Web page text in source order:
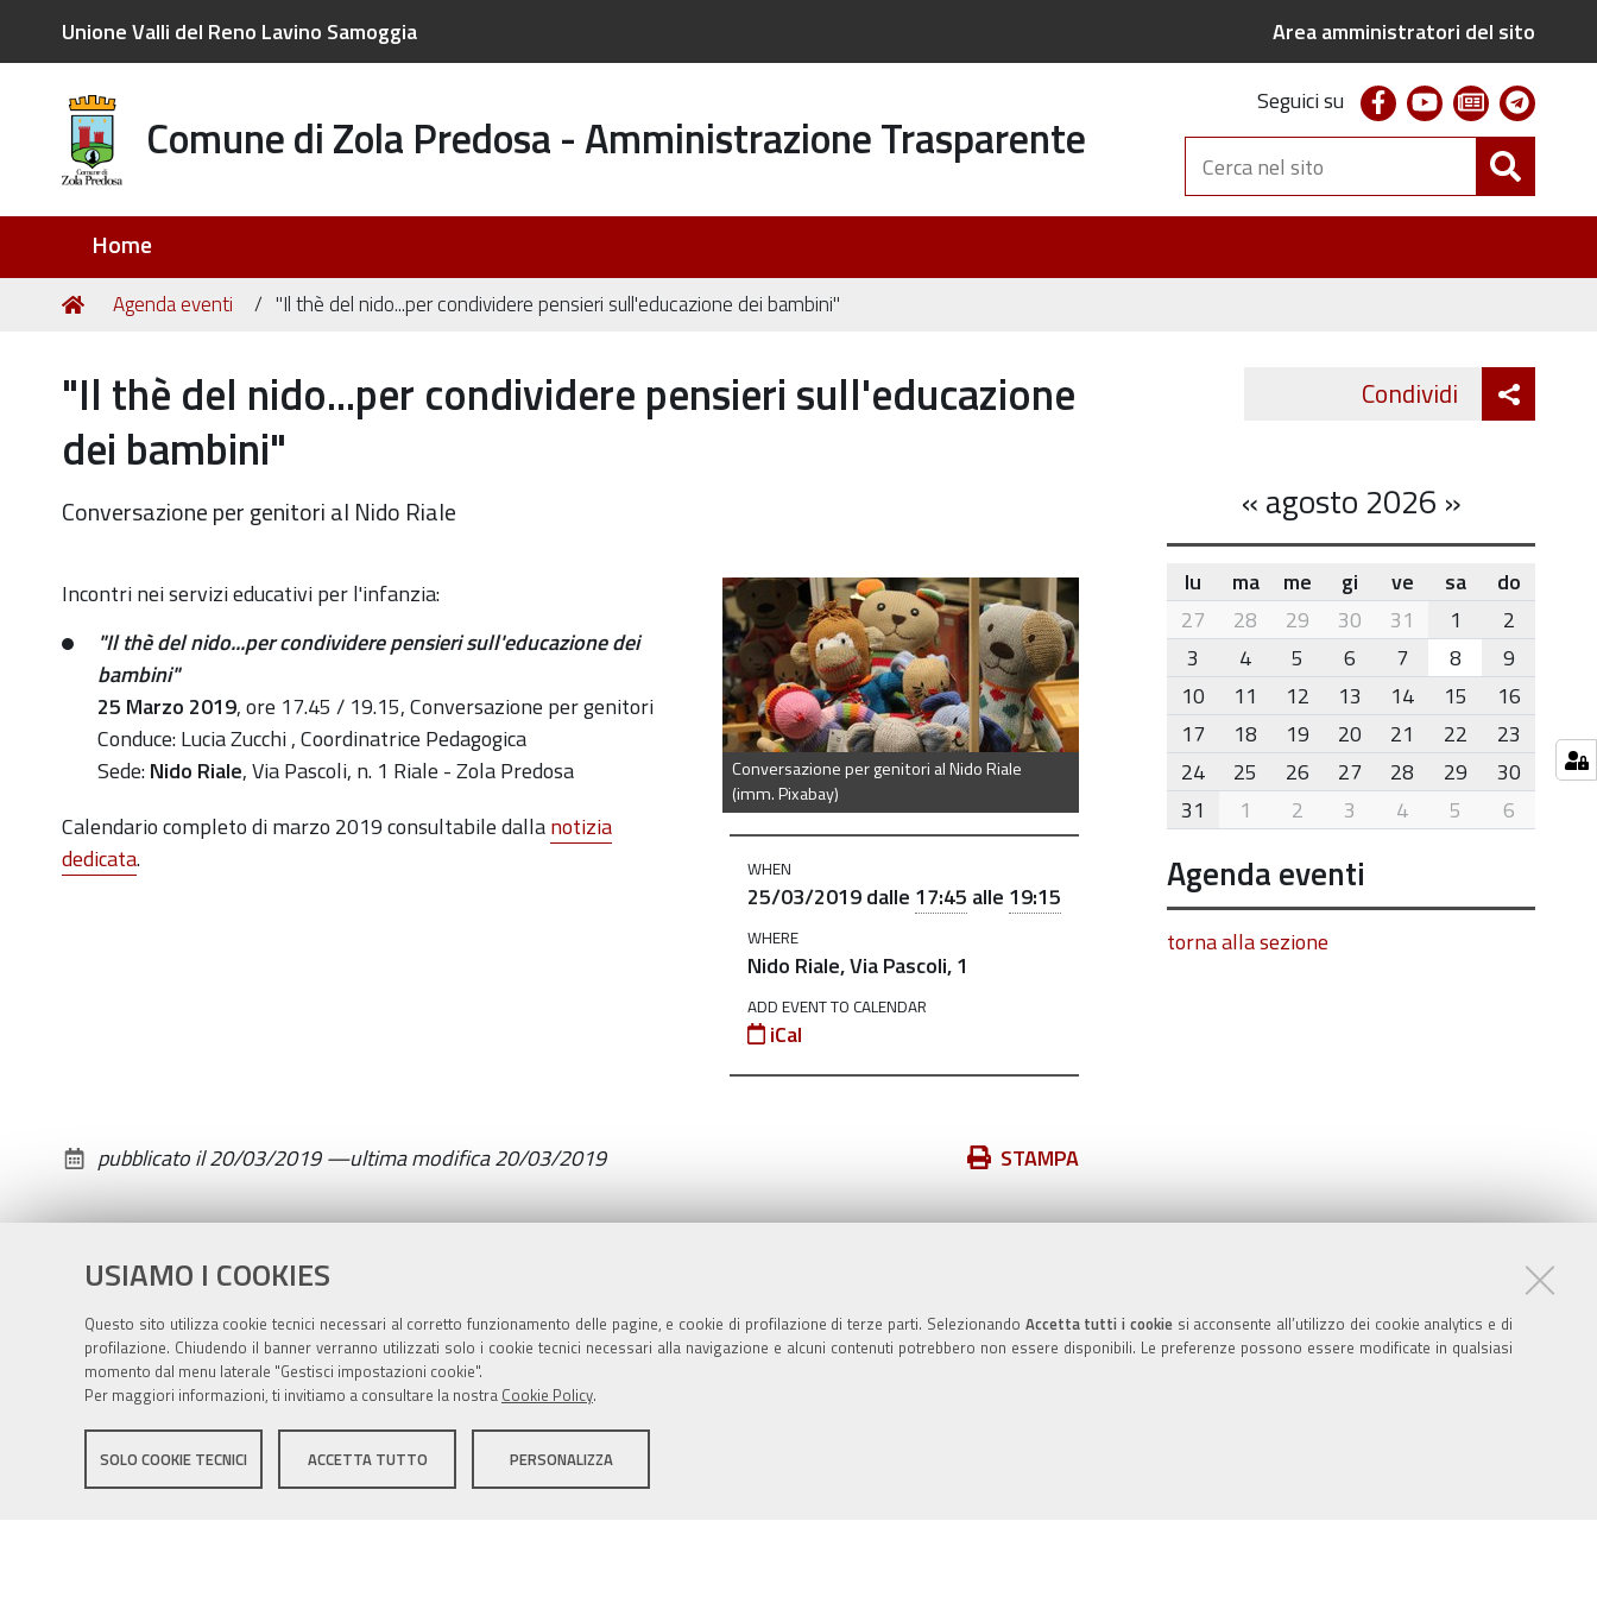
USIAMO I COOKIES
Questo sito utilizza cookie tecnici necessari al corretto funzionamento delle pagine, e cookie di profilazione di terze parti. Selezionando Accetta tutti i cookiesi acconsente all’utilizzo dei cookie analytics e di
profilazione. Chiudendo il banner verranno utilizzati solo i cookie tecnici necessari alla navigazione e alcuni contenuti potrebbero non essere disponibili. Le preferenze possono essere modificate in qualsiasi
momento dal menu laterale "Gestisci impostazioni cookie".
Per maggiori informazioni, ti invitiamo a consultare la nostra Cookie Policy.
SOLO COOKIE TECNICI ACCETTA TUTTO PERSONALIZZA
Unione Valli del Reno Lavino Samoggia Area amministratori del sito
Comune di Zola Predosa - Amministrazione Trasparente
Seguici su facebookyoutubenewsletter
Cerca
nel
sito
Home
Tu
Home
Agenda eventi "Il thè del nido...per condividere pensieri sull'educazione dei bambini"
"Il thè del nido...per condividere pensieri sull'educazione
dei bambini"
Conversazione per genitori al Nido Riale
Conversazione per genitori al Nido Riale
(imm. Pixabay)
https://old.comune.zolapredosa.bo.it/events/conversazione-
genitori-
nido-
riale
del
nido...per
2019-
25T19:15:00+01:00
Conversazione
genitori
Nido
Riale
WHEN
25/03/2019dalle 17:45 alle 19:15
WHERE
Nido Riale, Via Pascoli, 1
ADD EVENT TO CALENDAR
iCal
Incontri nei servizi educativi per l'infanzia:
"Il thè del nido...per condividere pensieri sull'educazione dei
bambini"
25 Marzo 2019, ore 17.45 / 19.15, Conversazione per genitori
Conduce: Lucia Zucchi , Coordinatrice Pedagogica
Sede:Nido Riale, Via Pascoli, n. 1 Riale - Zola Predosa
Calendario completo di marzo 2019 consultabile dallanotizia
dedicata.
Azioni
documento
STAMPA
pubblicato il20/03/2019—ultima modifica20/03/2019
Condividi Twitter
«agosto 2026 »
month-
8
lu ma me gi ve sa
do
27
28 29 30 31 1
2
3
4 5 6 7 8
9
10
11 12 13 14 15
16
17
18 19 20 21 22
23
24
25 26 27 28 29
30
31
1 2 3 4 5 6
Agenda eventi
torna alla sezione
Sito istituzionale Comune di Zola Predosa